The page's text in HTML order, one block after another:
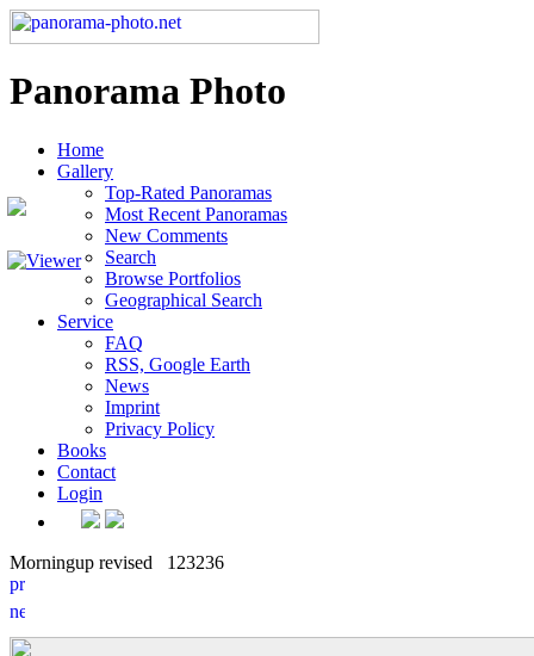
Panorama Photo
Home
Gallery
Top-Rated Panoramas
Most Recent Panoramas
New Comments
Search
Browse Portfolios
Geographical Search
Service
FAQ
RSS, Google Earth
News
Imprint
Privacy Policy
Books
Contact
Login
Morningup revised 1 23236